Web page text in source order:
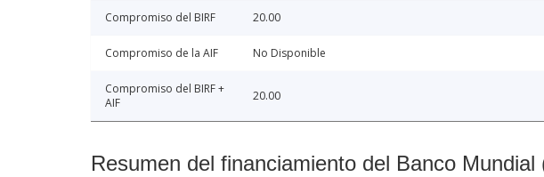
Compromiso del BIRF 20.00
Compromiso de la AIF No Disponible
Compromiso del BIRF +
AIF
20.00
Resumen del financiamiento del Banco